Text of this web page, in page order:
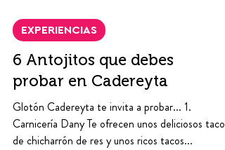
EXPERIENCIAS
6 Antojitos que debes
probar en Cadereyta
Glotón Cadereyta te invita a probar... 1.